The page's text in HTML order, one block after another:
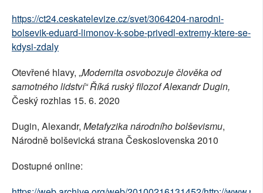
https://ct24.ceskatelevize.cz/svet/3064204-narodni-
bolsevik-eduard-limonov-k-sobe-privedl-extremy-ktere-se-
kdysi-zdaly
Otevřené hlavy, „Modernita osvobozuje člověka od
samotného lidství“ Říká ruský filozof Alexandr Dugin,
Český rozhlas 15. 6. 2020
Dugin, Alexandr, Metafyzika národního bolševismu,
Národně bolševická strana Československa 2010
Dostupné online: